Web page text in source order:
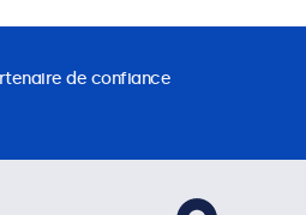
de confiance